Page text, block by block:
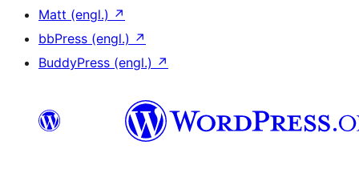
Matt (engl.) ↗
bbPress (engl.) ↗
BuddyPress (engl.) ↗